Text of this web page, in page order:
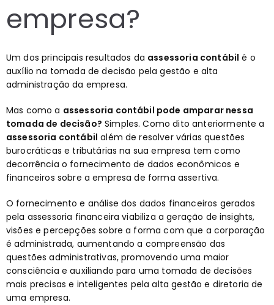
empresa?
Um dos principais resultados da assessoria contábil é o
auxílio na tomada de decisão pela gestão e alta
administração da empresa.
Mas como a assessoria contábil pode amparar nessa
tomada de decisão? Simples. Como dito anteriormente a
assessoria contábil além de resolver várias questões
burocráticas e tributárias na sua empresa tem como
decorrência o fornecimento de dados econômicos e
financeiros sobre a empresa de forma assertiva.
O fornecimento e análise dos dados financeiros gerados
pela assessoria financeira viabiliza a geração de insights,
visões e percepções sobre a forma com que a corporação
é administrada, aumentando a compreensão das
questões administrativas, promovendo uma maior
consciência e auxiliando para uma tomada de decisões
mais precisas e inteligentes pela alta gestão e diretoria de
uma empresa.